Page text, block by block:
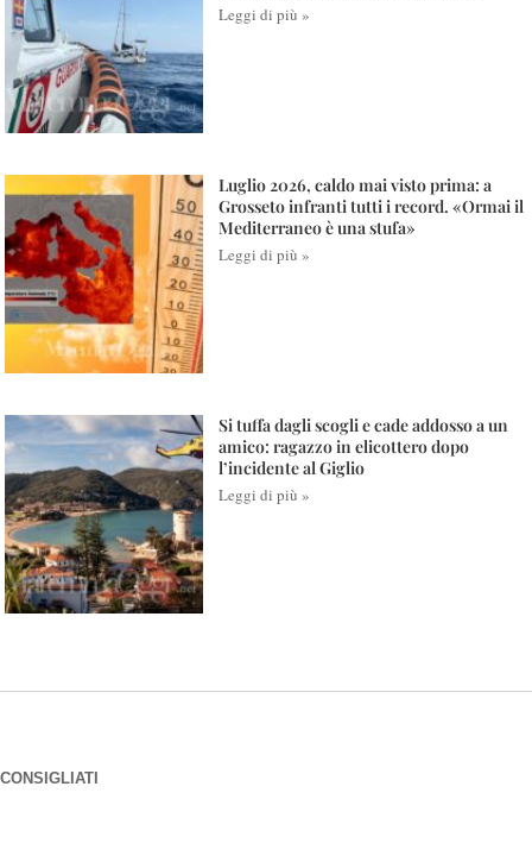
Leggi di più »
Luglio 2026, caldo mai visto prima: a
Grosseto infranti tutti i record. «Ormai il
Mediterraneo è una stufa»
Leggi di più »
Si tuffa dagli scogli e cade addosso a un
amico: ragazzo in elicottero dopo
l’incidente al Giglio
Leggi di più »
CONSIGLIATI